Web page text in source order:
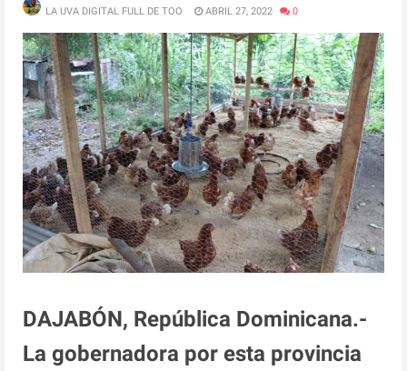
LA UVA DIGITAL FULL DE TOO ABRIL 27, 2022 0
DAJABÓN, República Dominicana.-
La gobernadora por esta provincia